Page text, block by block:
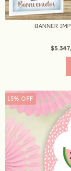
BANNER
15% OFF